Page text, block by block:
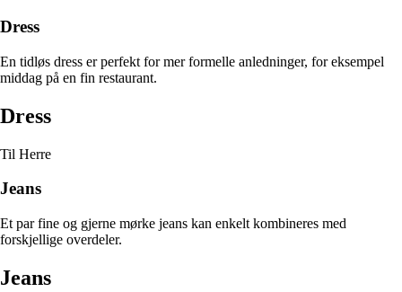
Dress
En tidløs dress er perfekt for mer formelle anledninger, for eksempel
middag på en fin restaurant.
Dress
Til Herre
Jeans
Et par fine og gjerne mørke jeans kan enkelt kombineres med
forskjellige overdeler.
Jeans